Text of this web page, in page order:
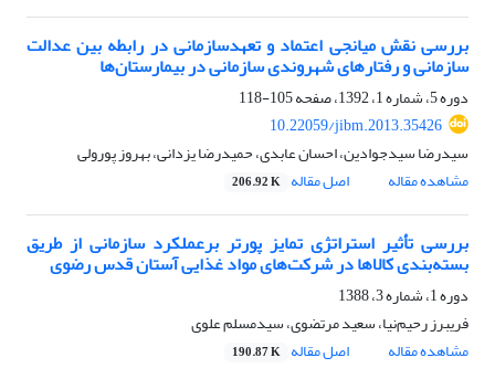
بررسی نقش میانجی اعتماد و تعهدسازمانی در رابطه بین عدالت
سازمانی و رفتارهای شهروندی سازمانی در بیمارستان‌ها
دوره 5، شماره 1، 1392، صفحه
105-118
10.22059/jibm.2013.35426
سیدرضا سیدجوادین، احسان عابدی، حمیدرضا یزدانی، بهروز پورولی
مشاهده مقاله
اصل مقاله 206.92 K
بررسی تأثیر استراتژی تمایز پورتر برعملکرد سازمانی از طریق
بسته‌بندی کالاها ‌در شرکت‌های مواد غذایی آستان قدس رضوی
دوره 1، شماره 3، 1388
فریبرز رحیم‌نیا، سعید مرتضوی، سیدمسلم علوی
مشاهده مقاله
اصل مقاله 190.87 K